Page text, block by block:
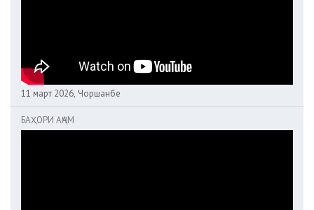
11 март 2026, Чоршанбе
БАҲОРИ АҶАМ